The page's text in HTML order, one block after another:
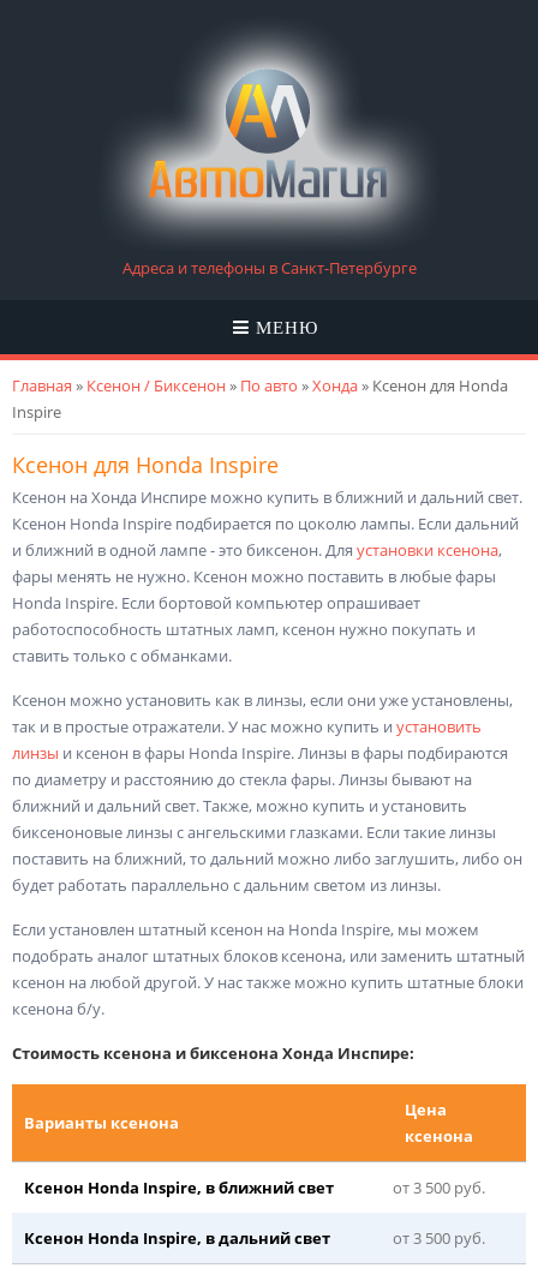
Адреса и телефоны в Санкт-Петербурге
МЕНЮ
Вы здесь
Главная » Ксенон / Биксенон» По авто »Хонда» Ксенон для Honda
Inspire
Ксенон для Honda Inspire
Ксенон на Хонда Инспире можно купить в ближний и дальний свет.
Ксенон Honda Inspire подбирается по цоколю лампы. Если дальний
и ближний в одной лампе - это биксенон. Для установки ксенона,
фары менять не нужно. Ксенон можно поставить в любые фары
Honda Inspire. Если бортовой компьютер опрашивает
работоспособность штатных ламп, ксенон нужно покупать и
ставить только с обманками.
Ксенон можно установить как в линзы, если они уже установлены,
так и в простые отражатели. У нас можно купить и установить
линзы и ксенон в фары Honda Inspire. Линзы в фары подбираются
по диаметру и расстоянию до стекла фары. Линзы бывают на
ближний и дальний свет. Также, можно купить и установить
биксеноновые линзы с ангельскими глазками. Если такие линзы
поставить на ближний, то дальний можно либо заглушить, либо он
будет работать параллельно с дальним светом из линзы.
Если установлен штатный ксенон на Honda Inspire, мы можем
подобрать аналог штатных блоков ксенона, или заменить штатный
ксенон на любой другой. У нас также можно купить штатные блоки
ксенона б/у.
Стоимость ксенона и биксенона Хонда Инспире:
Варианты ксенона
Цена
ксенона
Ксенон Honda Inspire, в ближний свет от 3 500 руб.
Ксенон Honda Inspire, в дальний свет от 3 500 руб.